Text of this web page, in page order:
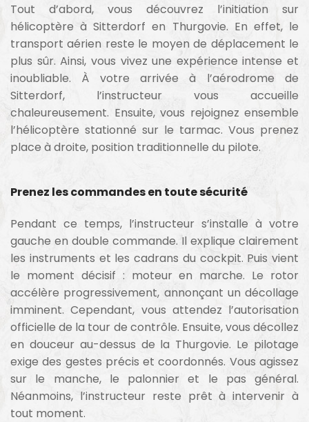
Tout d’abord, vous découvrez l’initiation sur
hélicoptère à Sitterdorf en Thurgovie. En effet, le
transport aérien reste le moyen de déplacement le
plus sûr. Ainsi, vous vivez une expérience intense et
inoubliable. À votre arrivée à l’aérodrome de
Sitterdorf, l’instructeur vous accueille
chaleureusement. Ensuite, vous rejoignez ensemble
l’hélicoptère stationné sur le tarmac. Vous prenez
place à droite, position traditionnelle du pilote.
Prenez les commandes en toute sécurité
Pendant ce temps, l’instructeur s’installe à votre
gauche en double commande. Il explique clairement
les instruments et les cadrans du cockpit. Puis vient
le moment décisif : moteur en marche. Le rotor
accélère progressivement, annonçant un décollage
imminent. Cependant, vous attendez l’autorisation
officielle de la tour de contrôle. Ensuite, vous décollez
en douceur au-dessus de la Thurgovie. Le pilotage
exige des gestes précis et coordonnés. Vous agissez
sur le manche, le palonnier et le pas général.
Néanmoins, l’instructeur reste prêt à intervenir à
tout moment.